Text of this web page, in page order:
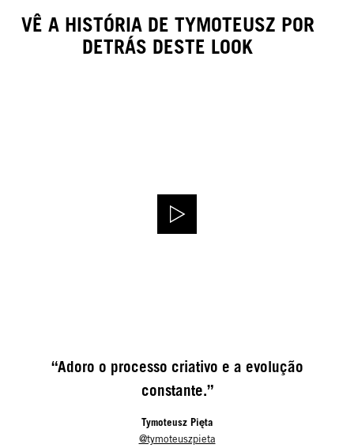
VÊ A HISTÓRIA DE TYMOTEUSZ POR
DETRÁS DESTE LOOK
“Adoro o processo criativo e a evolução
constante.”
Tymoteusz Pięta
@tymoteuszpieta